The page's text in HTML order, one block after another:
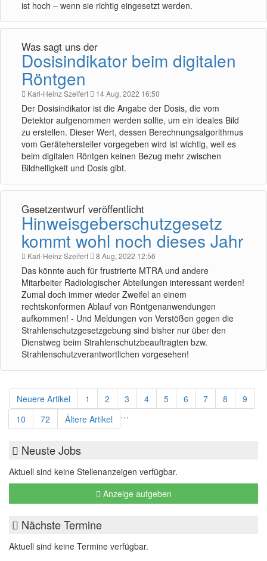
ist hoch – wenn sie richtig eingesetzt werden.
Was sagt uns der
Dosisindikator beim digitalen
Röntgen
Karl-Heinz Szeifert 14 Aug, 2022 16:50
Der Dosisindikator ist die Angabe der Dosis, die vom
Detektor aufgenommen werden sollte, um ein ideales Bild
zu erstellen. Dieser Wert, dessen Berechnungsalgorithmus
vom Gerätehersteller vorgegeben wird ist wichtig, weil es
beim digitalen Röntgen keinen Bezug mehr zwischen
Bildhelligkeit und Dosis gibt.
Gesetzentwurf veröffentlicht
Hinweisgeberschutzgesetz
kommt wohl noch dieses Jahr
Karl-Heinz Szeifert 8 Aug, 2022 12:56
Das könnte auch für frustrierte MTRA und andere
Mitarbeiter Radiologischer Abteilungen interessant werden!
Zumal doch immer wieder Zweifel an einem
rechtskonformen Ablauf von Röntgenanwendungen
aufkommen! - Und Meldungen von Verstößen gegen die
Strahlenschutzgesetzgebung sind bisher nur über den
Dienstweg beim Strahlenschutzbeauftragten bzw.
Strahlenschutzverantwortlichen vorgesehen!
Neuere Artikel 1 2 3 4 5 6 7 8
9
10
…
72 Ältere Artikel
Neuste Jobs
Aktuell sind keine Stellenanzeigen verfügbar.
Anzeige aufgeben
Nächste Termine
Aktuell sind keine Termine verfügbar.